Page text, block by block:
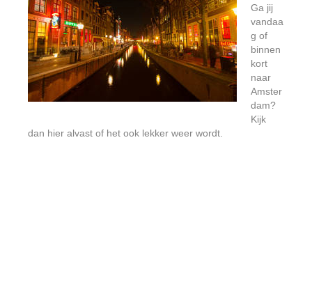
Ga jij
vandaa
g of
binnen
kort
naar
Amster
dam?
Kijk
dan hier alvast of het ook lekker weer wordt.